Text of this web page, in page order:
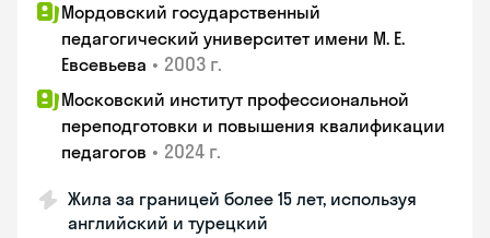
Мордовский государственный
педагогический университет имени М. Е.
Евсевьева • 2003 г.
Московский институт профессиональной
переподготовки и повышения квалификации
педагогов • 2024 г.
Жила за границей более 15 лет, используя
английский и турецкий